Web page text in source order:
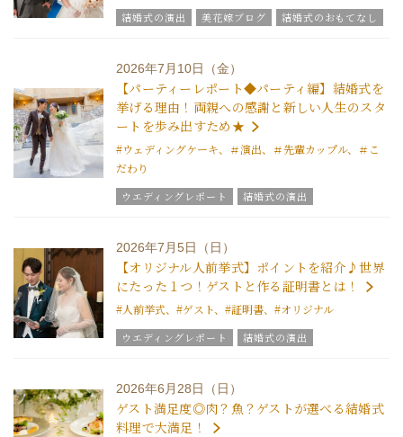
結婚式の演出 美花嫁ブログ
結婚式のおもてなし
結婚式の豆知識
ウエディングスタッフｖｏｉｃｅ
2026年7月10日（金）
【パーティーレポート◆パーティ編】結婚式を
挙げる理由！両親への感謝と新しい人生のスタ
ートを歩み出すため★
#ウェディングケーキ、＃演出、＃先輩カップル、＃こ
だわり
ウエディングレポート
結婚式の演出
ブライダルフェア
ブライダルアイテム
結婚式の豆知識
ウエディングスタッフｖｏｉｃｅ
2026年7月5日（日）
【オリジナル人前挙式】ポイントを紹介♪世界
にたった１つ！ゲストと作る証明書とは！
#人前挙式、#ゲスト、#証明書、#オリジナル
ウエディングレポート
結婚式の演出
ブライダルアイテム
ウエディングスタッフｖｏｉｃｅ
2026年6月28日（日）
ゲスト満足度◎肉？魚？ゲストが選べる結婚式
料理で大満足！